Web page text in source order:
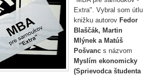
Extra". Vybral som útlu
knižku autorov Fedor
Blaščák, Martin
Mlýnek a Matúš
Pošvanc s názvom
Myslím ekonomicky
(Sprievodca študenta